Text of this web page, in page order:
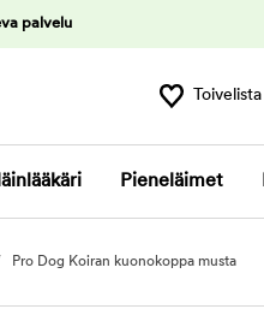
palvelu
Toivelista
Pieneläimet
Pro Dog Koiran kuonokoppa musta